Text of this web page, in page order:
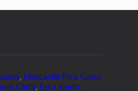
, Mascarilla Para Gases
Carta, Esca Santo